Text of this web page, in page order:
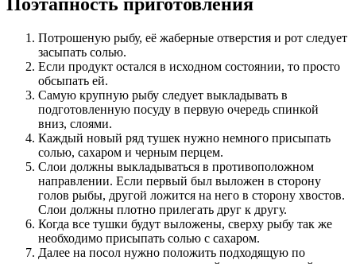
Потрошеную рыбу, её жаберные отверстия и рот следует
засыпать солью.
Если продукт остался в исходном состоянии, то просто
обсыпать ей.
Самую крупную рыбу следует выкладывать в
подготовленную посуду в первую очередь спинкой
вниз, слоями.
Каждый новый ряд тушек нужно немного присыпать
солью, сахаром и черным перцем.
Слои должны выкладываться в противоположном
направлении. Если первый был выложен в сторону
голов рыбы, другой ложится на него в сторону хвостов.
Слои должны плотно прилегать друг к другу.
Когда все тушки будут выложены, сверху рыбу так же
необходимо присыпать солью с сахаром.
Далее на посол нужно положить подходящую по